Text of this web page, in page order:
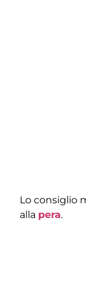
Lo consiglio
alla pera.